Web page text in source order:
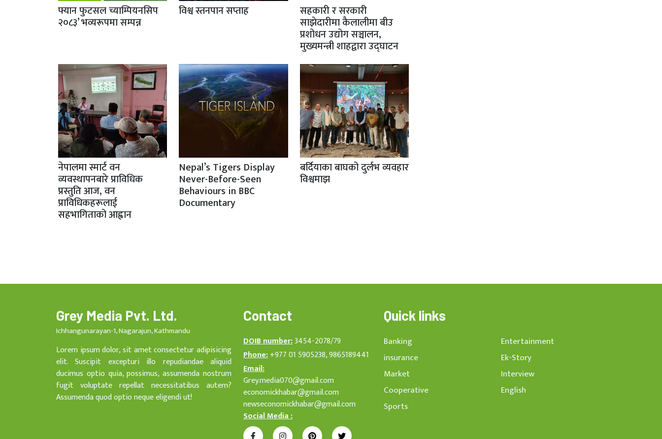
फ्यान फुटसल च्याम्पियनसिप
२०८३’ भव्यरूपमा सम्पन्न
विश्व स्तनपान सप्ताह सहकारी र सरकारी
साझेदारीमा कैलालीमा बीउ
प्रशोधन उद्योग सञ्चालन,
मुख्यमन्त्री शाहद्वारा उद्घाटन
नेपालमा स्मार्ट वन
व्यवस्थापनबारे प्राविधिक
प्रस्तुति आज, वन
प्राविधिकहरूलाई
सहभागिताको आह्वान
Nepal’s Tigers Display
Never-Before-Seen
Behaviours in BBC
Documentary
बर्दियाका बाघको दुर्लभ व्यवहार
विश्वमाझ
Grey Media Pvt. Ltd.
Ichhangunarayan-1, Nagarajun, Kathmandu
Lorem ipsum dolor, sit amet consectetur adipisicing
elit. Suscipit excepturi illo repudiandae aliquid
ducimus optio quia, possimus, assumenda nostrum
fugit voluptate repellat necessitatibus autem?
Assumenda quod optio neque eligendi ut!
Contact
DOIB number:3454-2078/79
Phone:+977 01 5905238, 9865189441
Email:
Grey.media070@gmail.com
economickhabar@gmail.com
newseconomickhabar@gmail.com
Social Media :
Quick links
Banking
insurance
Market
Cooperative
Sports
Entertainment
Ek-Story
Interview
English